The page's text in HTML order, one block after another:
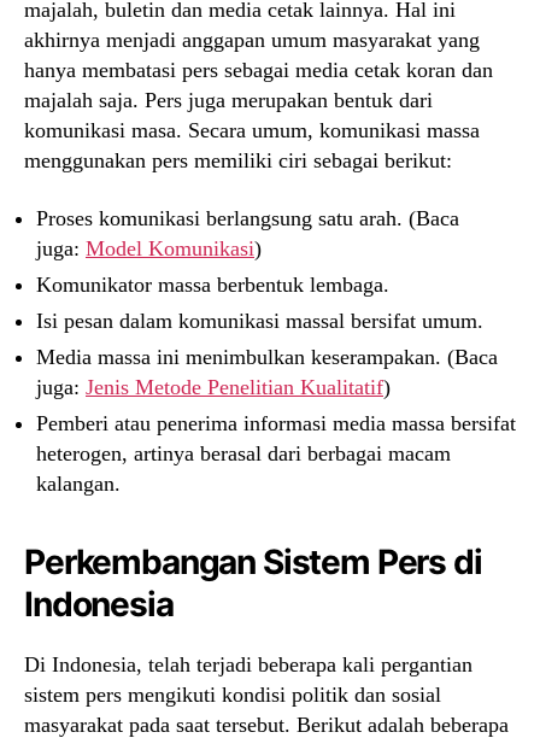
majalah, buletin dan media cetak lainnya. Hal ini
akhirnya menjadi anggapan umum masyarakat yang
hanya membatasi pers sebagai media cetak koran dan
majalah saja. Pers juga merupakan bentuk dari
komunikasi masa. Secara umum, komunikasi massa
menggunakan pers memiliki ciri sebagai berikut:
Proses komunikasi berlangsung satu arah. (Baca
juga: Model Komunikasi)
Komunikator massa berbentuk lembaga.
Isi pesan dalam komunikasi massal bersifat umum.
Media massa ini menimbulkan keserampakan. (Baca
juga: Jenis Metode Penelitian Kualitatif)
Pemberi atau penerima informasi media massa bersifat
heterogen, artinya berasal dari berbagai macam
kalangan.
Perkembangan Sistem Pers di
Indonesia
Di Indonesia, telah terjadi beberapa kali pergantian
sistem pers mengikuti kondisi politik dan sosial
masyarakat pada saat tersebut. Berikut adalah beberapa